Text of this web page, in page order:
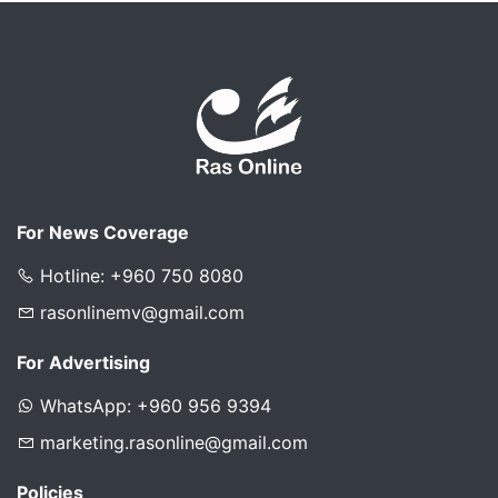
For News Coverage
Hotline: +960 750 8080
rasonlinemv@gmail.com
For Advertising
WhatsApp: +960 956 9394
marketing.rasonline@gmail.com
Policies